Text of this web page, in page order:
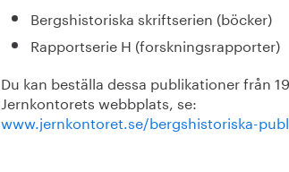
Bergshistoriska skriftserien (böcker)
Rapportserie H (forskningsrapporter)
Du kan beställa dessa publikationer från
Jernkontorets webbplats, se:
www.jernkontoret.se/bergshistoriska-publ